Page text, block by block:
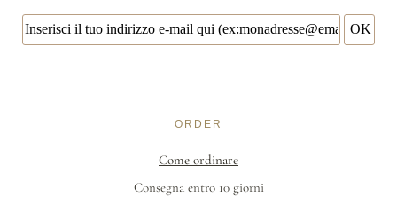
ORDER
Come ordinare
Consegna entro 10 giorni